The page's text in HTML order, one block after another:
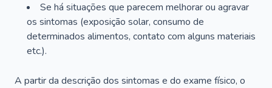
Se há situações que parecem melhorar ou agravar
os sintomas (exposição solar, consumo de
determinados alimentos, contato com alguns materiais
etc.).
A partir da descrição dos sintomas e do exame físico, o